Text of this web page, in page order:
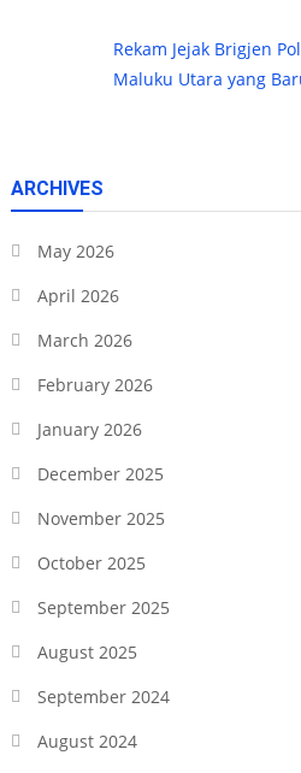
Rekam Jejak Brigjen
Maluku Utara yang
ARCHIVES
May 2026
April 2026
March 2026
February 2026
January 2026
December 2025
November 2025
October 2025
September 2025
August 2025
September 2024
August 2024